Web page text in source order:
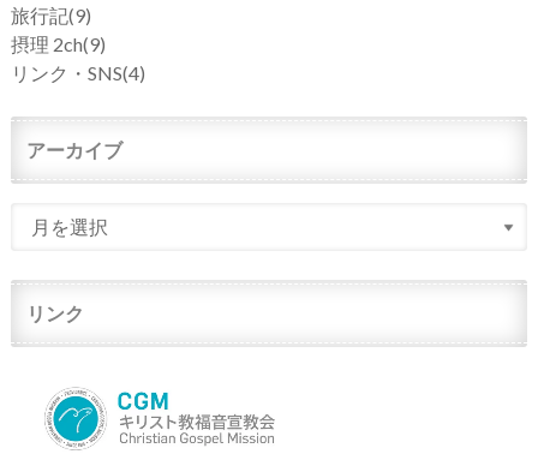
旅行記(9)
摂理 2ch(9)
リンク・SNS(4)
アーカイブ
リンク